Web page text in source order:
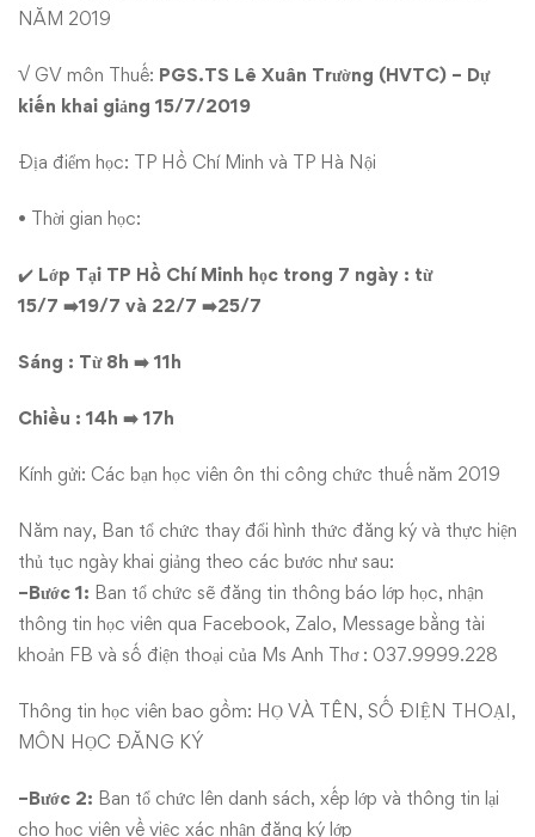
NĂM 2019
√ GV môn Thuế: PGS.TS Lê Xuân Trường (HVTC) – Dự
kiến khai giảng 15/7/2019
Địa điểm học: TP Hồ Chí Minh và TP Hà Nội
• Thời gian học:
✔️ Lớp Tại TP Hồ Chí Minh học trong 7 ngày : từ
15/7 ➡️19/7 và 22/7 ➡️25/7
Sáng : Từ 8h ➡️ 11h
Chiều : 14h ➡️ 17h
Kính gửi: Các bạn học viên ôn thi công chức thuế năm 2019
Năm nay, Ban tổ chức thay đổi hình thức đăng ký và thực hiện
thủ tục ngày khai giảng theo các bước như sau:
−Bước 1: Ban tổ chức sẽ đăng tin thông báo lớp học, nhận
thông tin học viên qua Facebook, Zalo, Message bằng tài
khoản FB và số điện thoại của Ms Anh Thơ : 037.9999.228
Thông tin học viên bao gồm: HỌ VÀ TÊN, SỐ ĐIỆN THOẠI,
MÔN HỌC ĐĂNG KÝ
−Bước 2: Ban tổ chức lên danh sách, xếp lớp và thông tin lại
cho học viên về việc xác nhận đăng ký lớp